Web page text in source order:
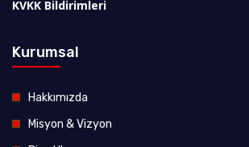
KVKK Bildirimleri
Kurumsal
Hakkımızda
Misyon & Vizyon